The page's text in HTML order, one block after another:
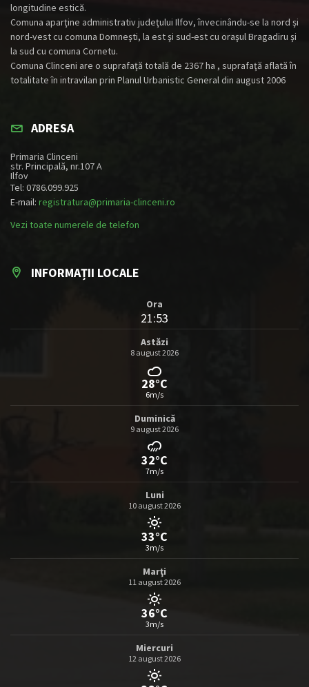
longitudine estică.
Comuna aparţine administrativ judeţului Ilfov, învecinându-se la nord şi
nord-vest cu comuna Domneşti, la est şi sud-est cu oraşul Bragadiru şi
la sud cu comuna Cornetu.
Comuna Clinceni are o suprafaţă totală de 2367 ha , suprafaţă aflată în
totalitate în intravilan prin Planul Urbanistic General din august 2006
ADRESA
Primaria Clinceni
str. Principală, nr.107 A
Ilfov
Tel: 0786.099.925
E-mail: registratura@primaria-clinceni.ro
Vezi toate numerele de telefon
INFORMAȚII LOCALE
Ora
21:53
Astăzi
8 august 2026
28°C
6m/s
Duminică
9 august 2026
32°C
7m/s
Luni
10 august 2026
33°C
3m/s
Marţi
11 august 2026
36°C
3m/s
Miercuri
12 august 2026